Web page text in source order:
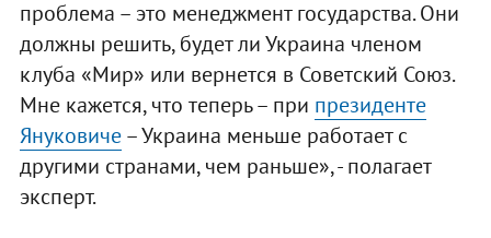
проблема – это менеджмент государства. Они
должны решить, будет ли Украина членом
клуба «Мир» или вернется в Советский Союз.
Мне кажется, что теперь – при президенте
Януковиче– Украина меньше работает с
другими странами, чем раньше», - полагает
эксперт.